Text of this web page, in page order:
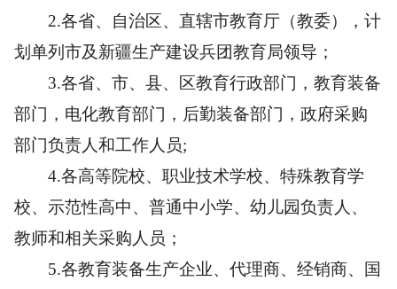
2.各省、自治区、直辖市教育厅（教委），计
划单列市及新疆生产建设兵团教育局领导；
3.各省、市、县、区教育行政部门，教育装备
部门，电化教育部门，后勤装备部门，政府采购
部门负责人和工作人员;
4.各高等院校、职业技术学校、特殊教育学
校、示范性高中、普通中小学、幼儿园负责人、
教师和相关采购人员；
5.各教育装备生产企业、代理商、经销商、国